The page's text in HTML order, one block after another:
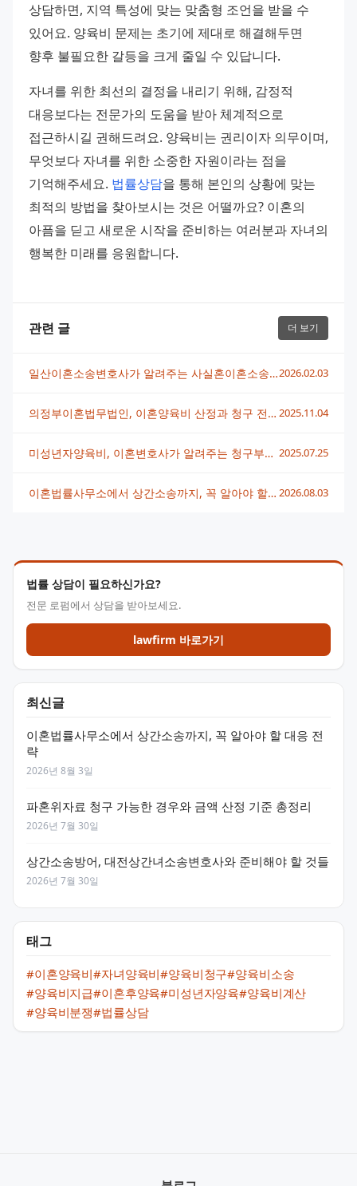
법률 상담이 필요하신가요?
전문 로펌에서 상담을 받아보세요.
lawfirm 바로가기
최신글
이혼법률사무소에서 상간소송까지, 꼭 알아야 할 대응 전
략
2026년 8월 3일
파혼위자료 청구 가능한 경우와 금액 산정 기준 총정리
2026년 7월 30일
상간소송방어, 대전상간녀소송변호사와 준비해야 할 것들
2026년 7월 30일
태그
#이혼양육비#자녀양육비#양육비청구#양육비소송
#양육비지급#이혼후양육#미성년자양육#양육비계산
#양육비분쟁#법률상담
상담하면, 지역 특성에 맞는 맞춤형 조언을 받을 수
있어요. 양육비 문제는 초기에 제대로 해결해두면
향후 불필요한 갈등을 크게 줄일 수 있답니다.
자녀를 위한 최선의 결정을 내리기 위해, 감정적
대응보다는 전문가의 도움을 받아 체계적으로
접근하시길 권해드려요. 양육비는 권리이자 의무이며,
무엇보다 자녀를 위한 소중한 자원이라는 점을
기억해주세요. 법률상담을 통해 본인의 상황에 맞는
최적의 방법을 찾아보시는 것은 어떨까요? 이혼의
아픔을 딛고 새로운 시작을 준비하는 여러분과 자녀의
행복한 미래를 응원합니다.
관련 글 더 보기
일산이혼소송변호사가 알려주는 사실혼이혼소송 대응 전략2026.02.03
의정부이혼법무법인, 이혼양육비 산정과 청구 전략 모두 알려드려요 2025.11.04
미성년자양육비, 이혼변호사가 알려주는 청구부터 증액까지 완벽 가이드 2025.07.25
이혼법률사무소에서 상간소송까지, 꼭 알아야 할 대응 전략 2026.08.03